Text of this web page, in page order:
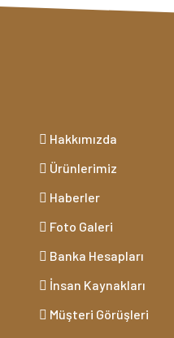
Hakkımızda
Ürünlerimiz
Haberler
Foto Galeri
Banka Hesapları
İnsan Kaynakları
Müşteri Görüşleri